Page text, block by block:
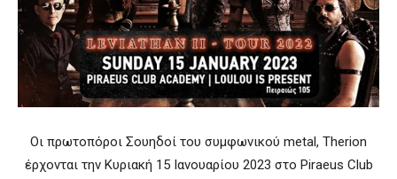
Οι πρωτοπόροι Σουηδοί του συμφωνικού metal, Therion
έρχονται την Κυριακή 15 Ιανουαρίου 2023 στο Piraeus Club